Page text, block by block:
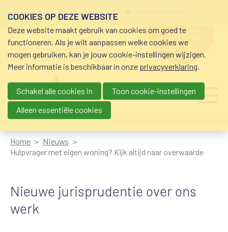
schuldhulp • sociaal krediet •
budgetbeheer • beschermingsbewind
hulp nodig
bij geldzorgen?
0800-8115.nl
Main navigation
Home
Nieuws
Hulpvrager met eigen woning? Kijk altijd naar overwaarde
Nieuwe jurisprudentie over ons
werk
COOKIES OP DEZE WEBSITE
Deze website maakt gebruik van cookies om goed te
functioneren. Als je wilt aanpassen welke cookies we
mogen gebruiken, kan je jouw cookie-instellingen wijzigen.
Meer informatie is beschikbaar in onze privacyverklaring.
Schakel alle cookies in
Toon cookie-instellingen
Alleen essentiële cookies